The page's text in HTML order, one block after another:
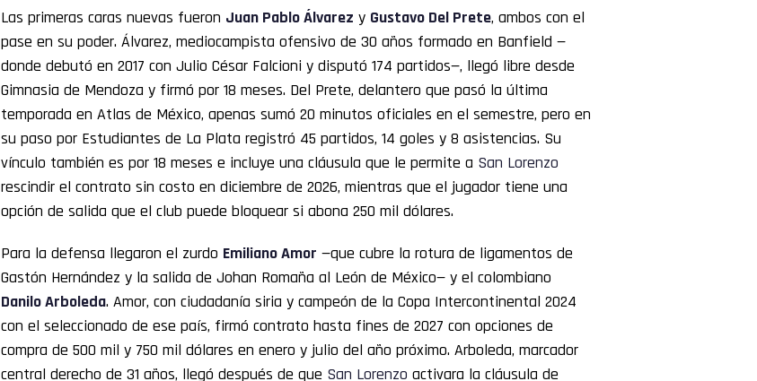
Las primeras caras nuevas fueron Juan Pablo Álvarez y Gustavo Del Prete, ambos con el
pase en su poder. Álvarez, mediocampista ofensivo de 30 años formado en Banfield —
donde debutó en 2017 con Julio César Falcioni y disputó 174 partidos—, llegó libre desde
Gimnasia de Mendoza y firmó por 18 meses. Del Prete, delantero que pasó la última
temporada en Atlas de México, apenas sumó 20 minutos oficiales en el semestre, pero en
su paso por Estudiantes de La Plata registró 45 partidos, 14 goles y 8 asistencias. Su
vínculo también es por 18 meses e incluye una cláusula que le permite a San Lorenzo
rescindir el contrato sin costo en diciembre de 2026, mientras que el jugador tiene una
opción de salida que el club puede bloquear si abona 250 mil dólares.
Para la defensa llegaron el zurdo Emiliano Amor —que cubre la rotura de ligamentos de
Gastón Hernández y la salida de Johan Romaña al León de México— y el colombiano
Danilo Arboleda. Amor, con ciudadanía siria y campeón de la Copa Intercontinental 2024
con el seleccionado de ese país, firmó contrato hasta fines de 2027 con opciones de
compra de 500 mil y 750 mil dólares en enero y julio del año próximo. Arboleda, marcador
central derecho de 31 años, llegó después de que San Lorenzo activara la cláusula de